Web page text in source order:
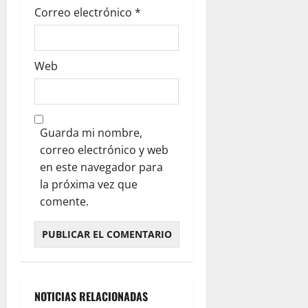
Correo electrónico *
Web
Guarda mi nombre,
correo electrónico y web
en este navegador para
la próxima vez que
comente.
NOTICIAS RELACIONADAS